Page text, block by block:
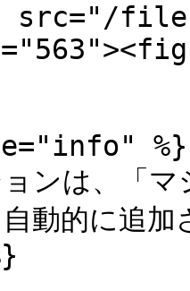
src="/files/
%}
ンは、「
動的に追加